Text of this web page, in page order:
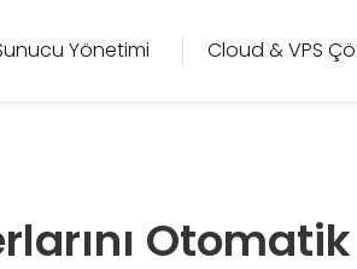
Yönetimi Cloud & VPS
Otomatik